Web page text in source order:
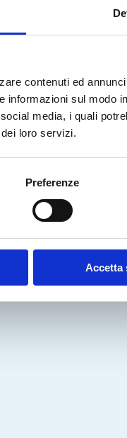
contenuti ed
informazioni sul modo
media, i quali
loro servizi.
Preferenze
Accetta
Richiedi la